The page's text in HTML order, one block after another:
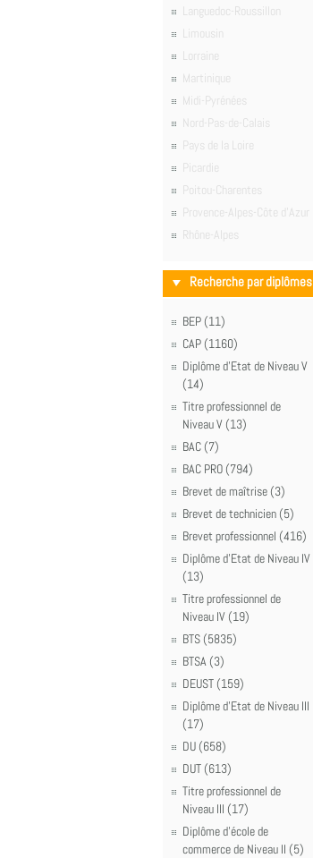
Languedoc-Roussillon
Limousin
Lorraine
Martinique
Midi-Pyrénées
Nord-Pas-de-Calais
Pays de la Loire
Picardie
Poitou-Charentes
Provence-Alpes-Côte d'Azur
Rhône-Alpes
Recherche par diplômes
BEP (11)
CAP (1160)
Diplôme d'Etat de Niveau V
(14)
Titre professionnel de
Niveau V (13)
BAC (7)
BAC PRO (794)
Brevet de maîtrise (3)
Brevet de technicien (5)
Brevet professionnel (416)
Diplôme d'Etat de Niveau IV
(13)
Titre professionnel de
Niveau IV (19)
BTS (5835)
BTSA (3)
DEUST (159)
Diplôme d'Etat de Niveau III
(17)
DU (658)
DUT (613)
Titre professionnel de
Niveau III (17)
Diplôme d'école de
commerce de Niveau II (5)